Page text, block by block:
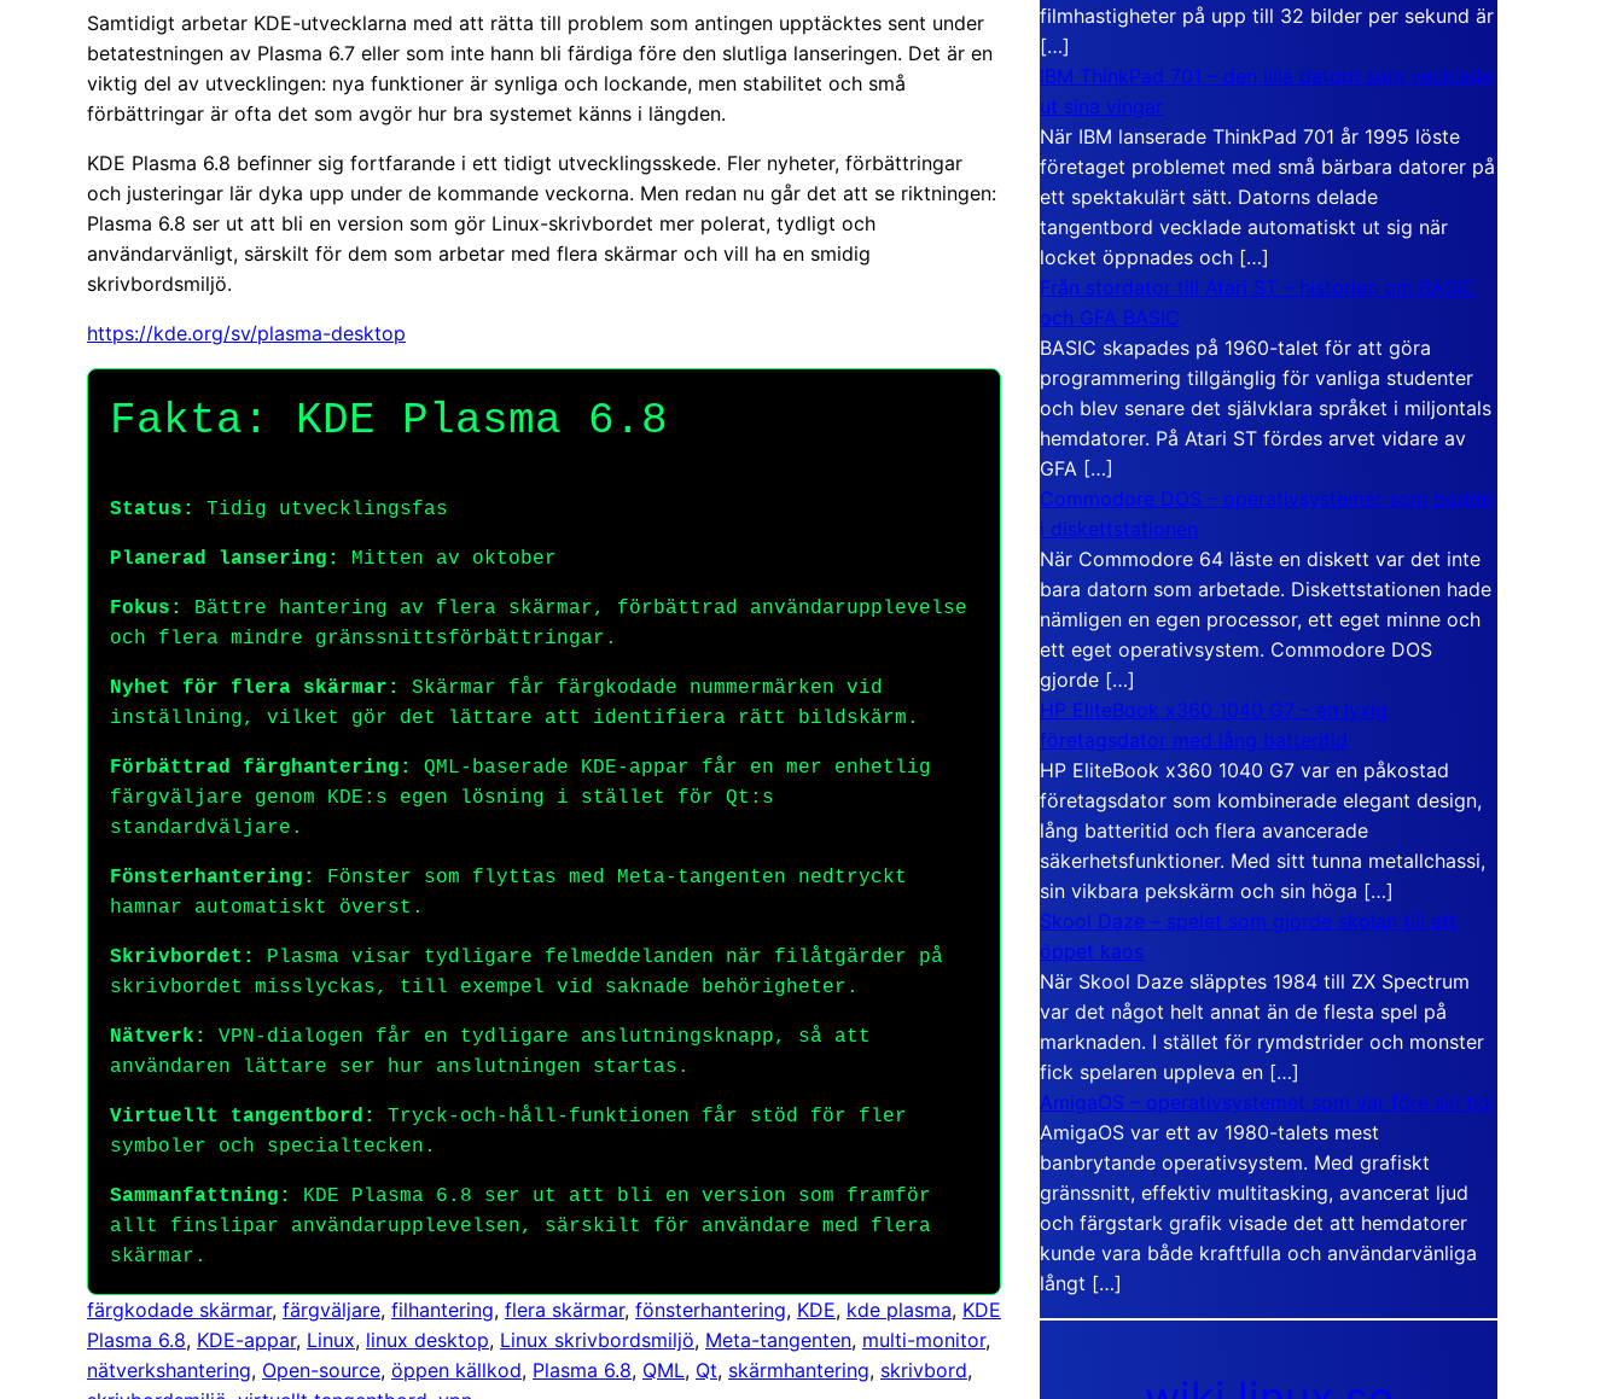
Samtidigt arbetar KDE-utvecklarna med att rätta till problem som antingen upptäcktes sent under
betatestningen av Plasma 6.7 eller som inte hann bli färdiga före den slutliga lanseringen. Det är en
viktig del av utvecklingen: nya funktioner är synliga och lockande, men stabilitet och små
förbättringar är ofta det som avgör hur bra systemet känns i längden.
KDE Plasma 6.8 befinner sig fortfarande i ett tidigt utvecklingsskede. Fler nyheter, förbättringar
och justeringar lär dyka upp under de kommande veckorna. Men redan nu går det att se riktningen:
Plasma 6.8 ser ut att bli en version som gör Linux-skrivbordet mer polerat, tydligt och
användarvänligt, särskilt för dem som arbetar med flera skärmar och vill ha en smidig
skrivbordsmiljö.
https://kde.org/sv/plasma-desktop
Fakta: KDE Plasma 6.8
Status: Tidig utvecklingsfas
Planerad lansering: Mitten av oktober
Fokus:
Bättre hantering av flera skärmar, förbättrad användarupplevelse
och flera mindre gränssnittsförbättringar.
Nyhet för flera skärmar:
Skärmar får färgkodade nummermärken vid
inställning, vilket gör det lättare att identifiera rätt bildskärm.
Förbättrad färghantering:
QML-baserade KDE-appar får en mer enhetlig
färgväljare genom KDE:s egen lösning i stället för Qt:s
standardväljare.
Fönsterhantering:
Fönster som flyttas med Meta-tangenten nedtryckt
hamnar automatiskt överst.
Skrivbordet:
Plasma visar tydligare felmeddelanden när filåtgärder på
skrivbordet misslyckas, till exempel vid saknade behörigheter.
Nätverk:
VPN-dialogen får en tydligare anslutningsknapp, så att
användaren lättare ser hur anslutningen startas.
Virtuellt tangentbord:
Tryck-och-håll-funktionen får stöd för fler
symboler och specialtecken.
Sammanfattning:
KDE Plasma 6.8 ser ut att bli en version som framför
allt finslipar användarupplevelsen, särskilt för användare med flera
skärmar.
färgkodade skärmar, färgväljare, filhantering, flera skärmar, fönsterhantering, KDE, kde plasma, KDE
Plasma 6.8, KDE-appar, Linux, linux desktop, Linux skrivbordsmiljö, Meta-tangenten, multi-monitor
nätverkshantering, Open-source, öppen källkod, Plasma 6.8, QML, Qt, skärmhantering, skrivbord
filmhastigheter på upp till 32 bilder per sekund är
[…]
IBM ThinkPad 701 – den lilla datorn som vecklade
ut sina vingar
När IBM lanserade ThinkPad 701 år 1995 löste
företaget problemet med små bärbara datorer på
ett spektakulärt sätt. Datorns delade
tangentbord vecklade automatiskt ut sig när
locket öppnades och […]
Från stordator till Atari ST – historien om BASIC
och GFA BASIC
BASIC skapades på 1960-talet för att göra
programmering tillgänglig för vanliga studenter
och blev senare det självklara språket i miljontals
hemdatorer. På Atari ST fördes arvet vidare av
GFA […]
Commodore DOS – operativsystemet som bodde
i diskettstationen
När Commodore 64 läste en diskett var det inte
bara datorn som arbetade. Diskettstationen hade
nämligen en egen processor, ett eget minne och
ett eget operativsystem. Commodore DOS
gjorde […]
HP EliteBook x360 1040 G7 – en lyxig
företagsdator med lång batteritid
HP EliteBook x360 1040 G7 var en påkostad
företagsdator som kombinerade elegant design,
lång batteritid och flera avancerade
säkerhetsfunktioner. Med sitt tunna metallchassi,
sin vikbara pekskärm och sin höga […]
Skool Daze – spelet som gjorde skolan till ett
öppet kaos
När Skool Daze släpptes 1984 till ZX Spectrum
var det något helt annat än de flesta spel på
marknaden. I stället för rymdstrider och monster
fick spelaren uppleva en […]
AmigaOS – operativsystemet som var före sin tid
AmigaOS var ett av 1980-talets mest
banbrytande operativsystem. Med grafiskt
gränssnitt, effektiv multitasking, avancerat ljud
och färgstark grafik visade det att hemdatorer
kunde vara både kraftfulla och användarvänliga
långt […]